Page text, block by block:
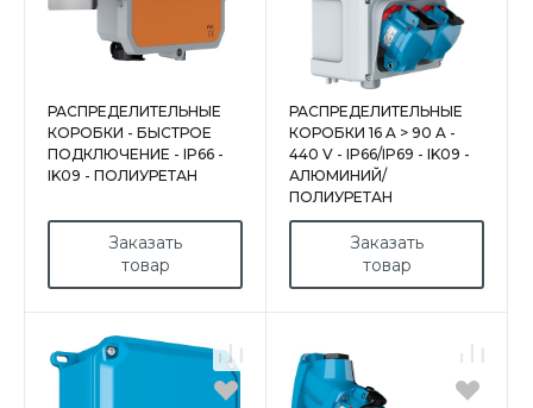
РАСПРЕДЕЛИТЕЛЬНЫЕ
КОРОБКИ - БЫСТРОЕ
ПОДКЛЮЧЕНИЕ - IP66 -
IK09 - ПОЛИУРЕТАН
Заказать
товар
РАСПРЕДЕЛИТЕЛЬНЫЕ
КОРОБКИ 16 A > 90 A -
440 V - IP66/IP69 - IK09 -
АЛЮМИНИЙ/
ПОЛИУРЕТАН
Заказать
товар